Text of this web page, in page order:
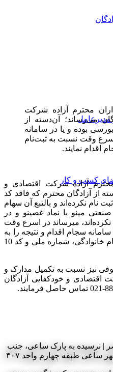
کسب و کار
محترم آزاده شرکت
می‌رساند؛ آن‌دسته از
بوده و یا در سامانه
وقت نسبت به ثبت‌نام
اقدام نمایند.
محترم آزاده شرکت اقتصادی و
از آزادگان محترم که فاقد کد
نام نکرده‌اند و بالتبع آن سهام
مینو با نماد غصینو و در
نتیجه سود سهام مذکور را دریافت نکرده‌اند، می‎رساند در اسرع وقت
سجام اقدام و نتیجه را به
شماره­ ی 30001984 با ذکر نام و نام خانوادگی، شماره ملی و کد 10
نیز نسبت به تکمیل مدارک و
و خودکفایی آزادگان
| نرسیده به پارک ساعی، جنب
ساعی طبقه چهارم واحد ۴۰۷